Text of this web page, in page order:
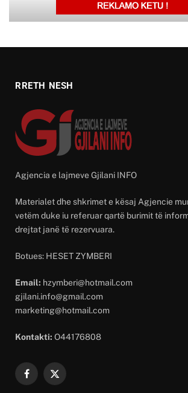
RRETH NESH
Agjencia e lajmeve Gjilani INFO
Materialet dhe shkrimet e kësaj Agjencie
vetëm duke iu referuar qartë burimit të
drejtat janë të rezervuara.
Botues: HESET ZYMBERI
Email: hzymberi@hotmail.com
gjilani.info@gmail.com
marketing@hotmail.com
Kontakti: O44176808
Facebook
X